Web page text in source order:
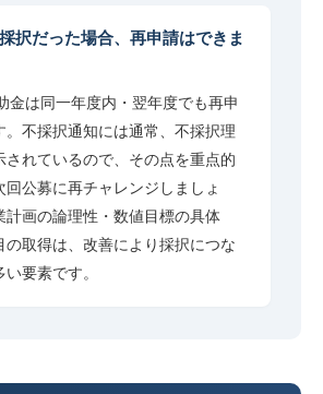
択だった場合、再申請はできま
金は同一年度内・翌年度でも再申
。不採択通知には通常、不採択理
されているので、その点を重点的
回公募に再チャレンジしましょ
計画の論理性・数値目標の具体
の取得は、改善により採択につな
要素です。